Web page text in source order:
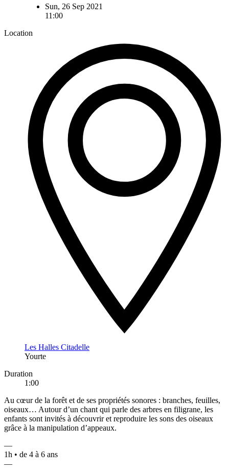
Sun, 26 Sep 2021
11:00
Location
Les Halles Citadelle
Yourte
Duration
1:00
Au cœur de la forêt et de ses propriétés sonores : branches, feuilles,
oiseaux… Autour d’un chant qui parle des arbres en filigrane, les
enfants sont invités à découvrir et reproduire les sons des oiseaux
grâce à la manipulation d’appeaux.
—
1h • de 4 à 6 ans
—